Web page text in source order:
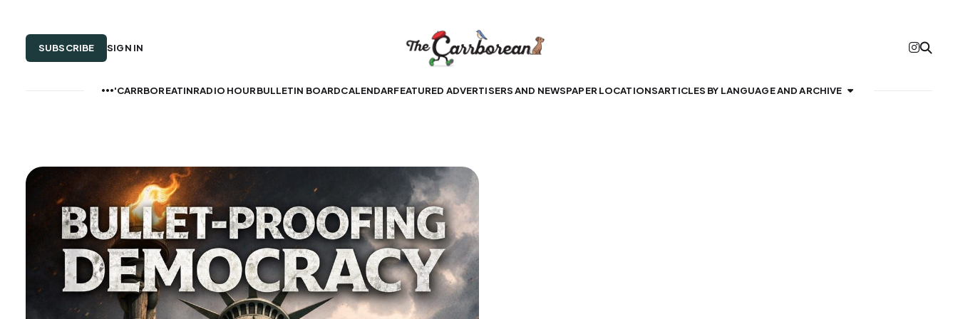
ARTICLES BY LANGUAGE AND ARCHIVE
FEATURED ADVERTISERS AND NEWSPAPER LOCATIONS
CALENDAR
BULLETIN BOARD
RADIO HOUR
CARRBOREATIN'
SIGN IN
SUBSCRIBE